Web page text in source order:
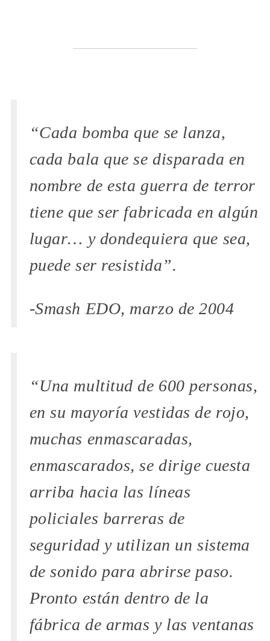
“Cada bomba que se lanza,
cada bala que se disparada en
nombre de esta guerra de terror
tiene que ser fabricada en algún
lugar… y dondequiera que sea,
puede ser resistida”.
-Smash EDO, marzo de 2004
“Una multitud de 600 personas,
en su mayoría vestidas de rojo,
muchas enmascaradas,
enmascarados, se dirige cuesta
arriba hacia las líneas
policiales barreras de
seguridad y utilizan un sistema
de sonido para abrirse paso.
Pronto están dentro de la
fábrica de armas y las ventanas